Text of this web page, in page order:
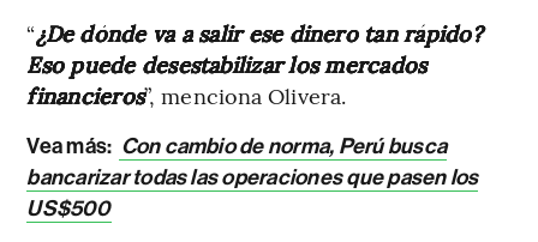
“¿De dónde va a salir ese dinero tan rápido?
Eso puede desestabilizar los mercados
financieros”, menciona Olivera.
Vea más: Con cambio de norma, Perú busca
bancarizar todas las operaciones que pasen los
US$500